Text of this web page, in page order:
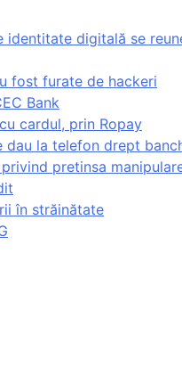
digitală se
fost furate de hackeri
Bank
cardul, prin Ropay
la telefon drept
pretinsa
în străinătate